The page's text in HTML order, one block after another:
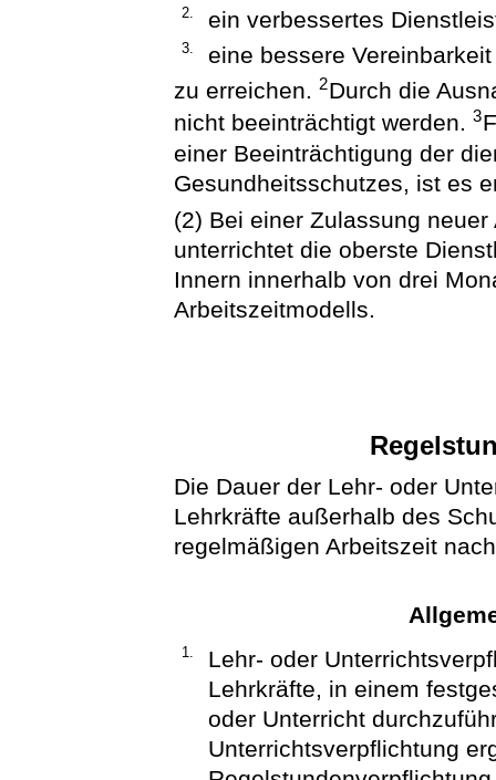
2. ein verbessertes
3.
eine bessere
zu erreichen.2Durch die
nicht beeinträchtigt werden.3
einer Beeinträchtigung der
Gesundheitsschutzes, ist es
(2) Bei einer Zulassung
unterrichtet die oberste
Innern innerhalb von drei
Arbeitszeitmodells.
Die Dauer der Lehr- oder
Lehrkräfte außerhalb des
regelmäßigen Arbeitszeit
1.
Lehr- oder
Lehrkräfte, in einem
oder Unterricht
Unterrichtsverpflichtung